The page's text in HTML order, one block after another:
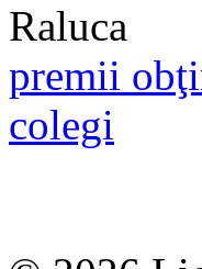
premii
colegi